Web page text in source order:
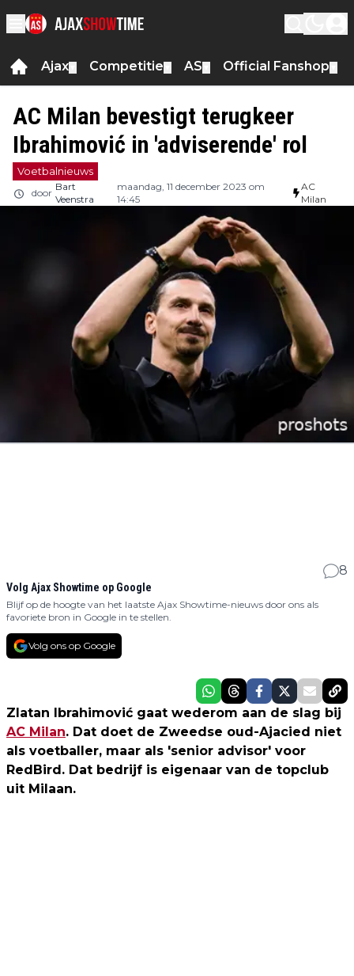
Ajax Competitie AS Official Fanshop
AC Milan bevestigt terugkeer
Ibrahimović in 'adviserende' rol
Voetbalnieuws
door
Bart
Veenstra
maandag, 11 december 2023 om
14:45
AC
Milan
8
Volg Ajax Showtime op Google
Blijf op de hoogte van het laatste Ajax Showtime-nieuws door ons als
favoriete bron in Google in te stellen.
Volg ons op Google
Zlatan Ibrahimović gaat wederom aan de slag bij
AC Milan. Dat doet de Zweedse oud-Ajacied niet
als voetballer, maar als 'senior advisor' voor
RedBird. Dat bedrijf is eigenaar van de topclub
uit Milaan.